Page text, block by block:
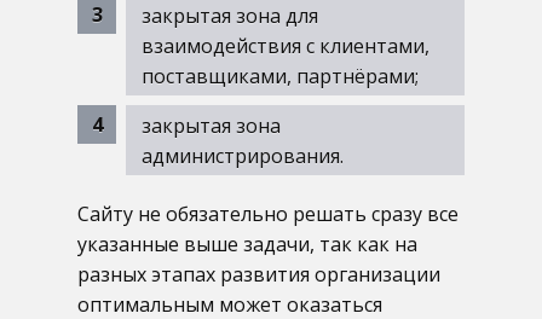
закрытая зона для
взаимодействия с клиентами,
поставщиками, партнёрами;
закрытая зона
администрирования.
Сайту не обязательно решать сразу все
указанные выше задачи, так как на
разных этапах развития организации
оптимальным может оказаться